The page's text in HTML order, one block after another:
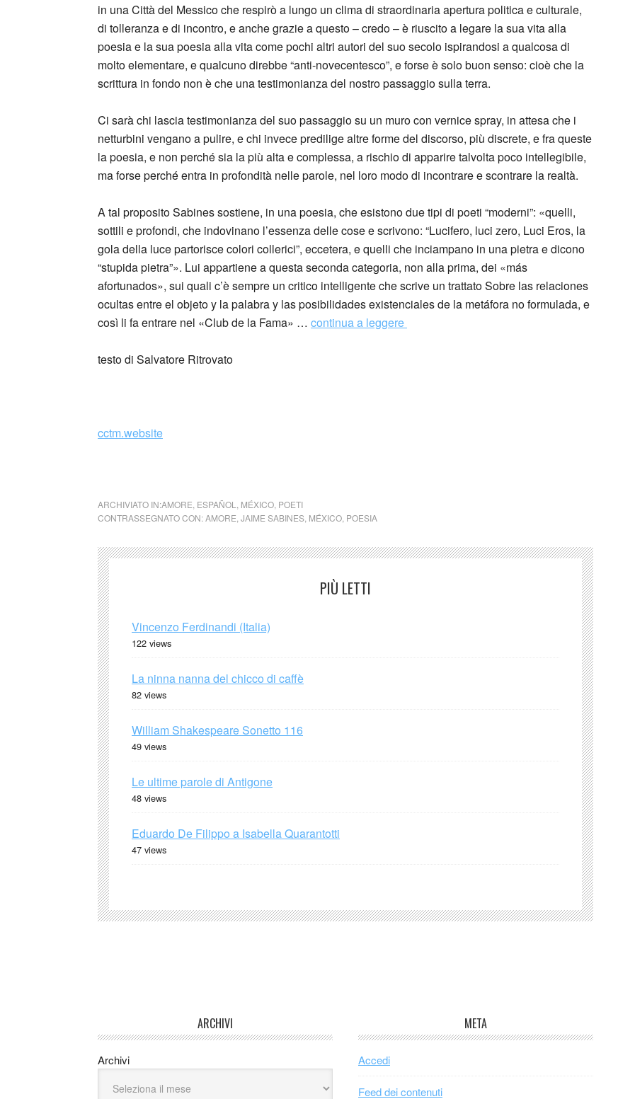
in una Città del Messico che respirò a lungo un clima di straordinaria apertura politica e culturale,
di tolleranza e di incontro, e anche grazie a questo – credo – è riuscito a legare la sua vita alla
poesia e la sua poesia alla vita come pochi altri autori del suo secolo ispirandosi a qualcosa di
molto elementare, e qualcuno direbbe “anti-novecentesco”, e forse è solo buon senso: cioè che la
scrittura in fondo non è che una testimonianza del nostro passaggio sulla terra.
Ci sarà chi lascia testimonianza del suo passaggio su un muro con vernice spray, in attesa che i
netturbini vengano a pulire, e chi invece predilige altre forme del discorso, più discrete, e fra queste
la poesia, e non perché sia la più alta e complessa, a rischio di apparire talvolta poco intellegibile,
ma forse perché entra in profondità nelle parole, nel loro modo di incontrare e scontrare la realtà.
A tal proposito Sabines sostiene, in una poesia, che esistono due tipi di poeti “moderni”: «quelli,
sottili e profondi, che indovinano l’essenza delle cose e scrivono: “Lucifero, luci zero, Luci Eros, la
gola della luce partorisce colori collerici”, eccetera, e quelli che inciampano in una pietra e dicono
“stupida pietra”». Lui appartiene a questa seconda categoria, non alla prima, dei «más
afortunados», sui quali c’è sempre un critico intelligente che scrive un trattato Sobre las relaciones
ocultas entre el objeto y la palabra y las posibilidades existenciales de la metáfora no formulada, e
così li fa entrare nel «Club de la Fama» … continua a leggere
testo di Salvatore Ritrovato
cctm.website
ARCHIVIATO IN:AMORE ESPAÑOL MÉXICO POETI
CONTRASSEGNATO CON:AMORE JAIME SABINES MÉXICO POESIA
PIÙ LETTI
Vincenzo Ferdinandi (Italia)
122 views
La ninna nanna del chicco di caffè
82 views
William Shakespeare Sonetto 116
49 views
Le ultime parole di Antigone
48 views
Eduardo De Filippo a Isabella Quarantotti
47 views
ARCHIVI
Archivi
META
Accedi
Feed dei contenuti